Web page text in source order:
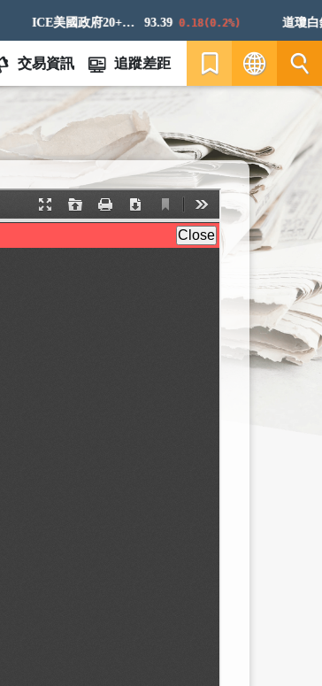
ICE美國政府20+年期債券指數 93.39 0.18(0.2%) 道瓊白銀
交易資訊 追蹤差距
EN